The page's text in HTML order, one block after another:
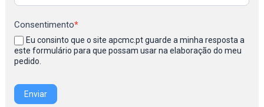
Consentimento*
Eu consinto que o site apcmc.pt guarde a minha resposta a
este formulário para que possam usar na elaboração do meu
pedido.
Enviar